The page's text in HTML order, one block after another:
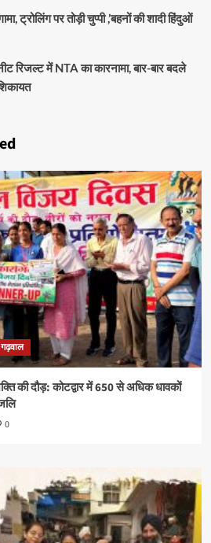
ट्रोलिंग पर तोड़ी चुप्पी ,’बहनों की शादी हिंदुओं
में NTA का कारनामा, बार-बार बदले
गढ़वाल
की दौड़: कोटद्वार में 650 से अधिक धावकों
0